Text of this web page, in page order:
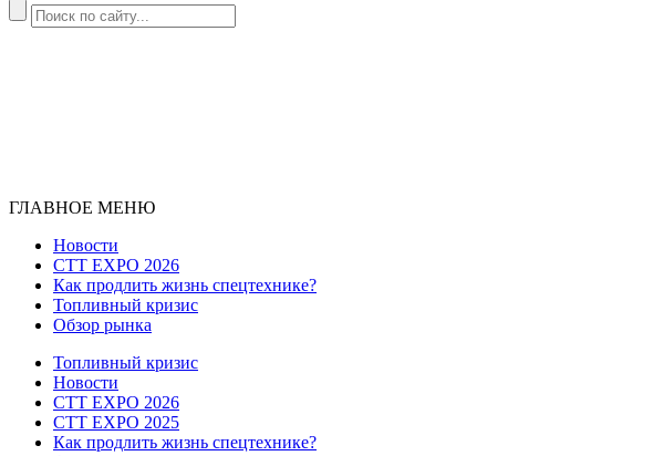
ГЛАВНОЕ МЕНЮ
Новости
CTT EXPO 2026
Как продлить жизнь спецтехнике?
Топливный кризис
Обзор рынка
Топливный кризис
Новости
CTT EXPO 2026
CTT EXPO 2025
Как продлить жизнь спецтехнике?